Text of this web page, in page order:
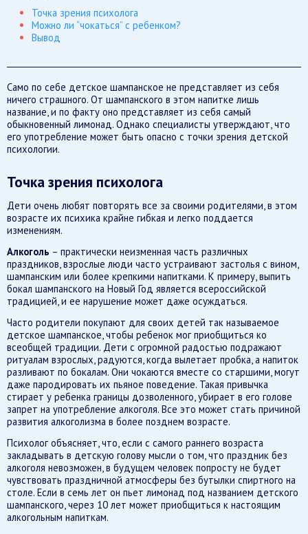
Точка зрения психолога
Можно ли “чокаться” с ребенком?
Вывод
Само по себе детское шампанское не представляет из себя
ничего страшного. От шампанского в этом напитке лишь
название, и по факту оно представляет из себя самый
обыкновенный лимонад. Однако специалисты утверждают, что
его употребление может быть опасно с точки зрения детской
психологии.
Точка зрения психолога
Дети очень любят повторять все за своими родителями, в этом
возрасте их психика крайне гибкая и легко поддается
изменениям.
Алкоголь – практически неизменная часть различных
праздников, взрослые люди часто устраивают застолья с вином,
шампанским или более крепкими напитками. К примеру, выпить
бокал шампанского на Новый Год является всероссийской
традицией, и ее нарушение может даже осуждаться.
Часто родители покупают для своих детей так называемое
детское шампанское, чтобы ребенок мог приобщиться ко
всеобщей традиции. Дети с огромной радостью подражают
ритуалам взрослых, радуются, когда вылетает пробка, а напиток
разливают по бокалам. Они чокаются вместе со старшими, могут
даже пародировать их пьяное поведение. Такая привычка
стирает у ребенка границы дозволенного, убирает в его голове
запрет на употребление алкоголя. Все это может стать причиной
развития алкоголизма в более позднем возрасте.
Психолог объясняет, что, если с самого раннего возраста
закладывать в детскую голову мысли о том, что праздник без
алкоголя невозможен, в будущем человек попросту не будет
чувствовать праздничной атмосферы без бутылки спиртного на
столе. Если в семь лет он пьет лимонад под названием детского
шампанского, через 10 лет может приобщиться к настоящим
алкогольным напиткам.